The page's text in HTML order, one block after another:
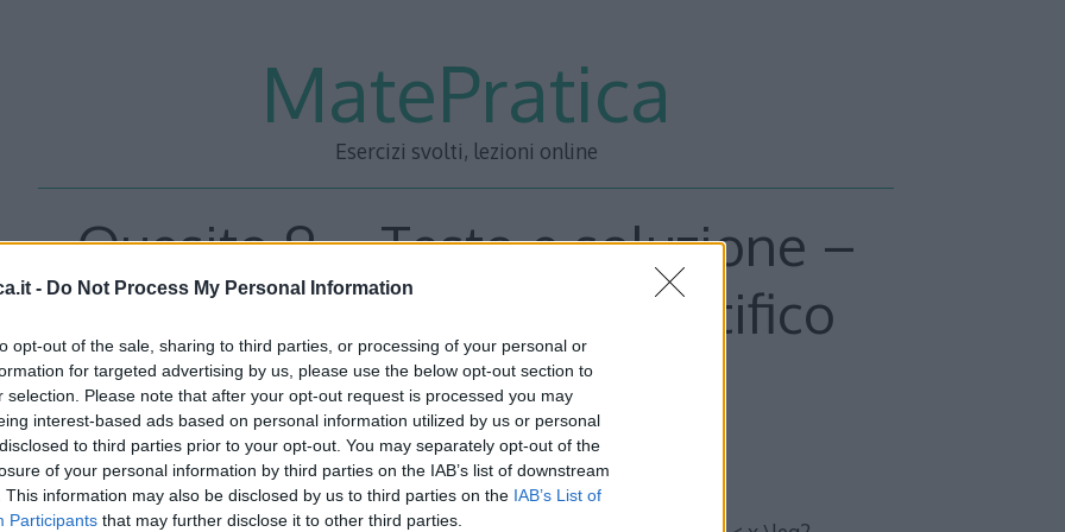
- Do Not Process My Personal Information
opt-out of the sale, sharing to third parties, or processing of your personal or
for targeted advertising by us, please use the below opt-out section to
selection. Please note that after your opt-out request is processed you may
interest-based ads based on personal information utilized by us or personal
to third parties prior to your opt-out. You may separately opt-out of the
of your personal information by third parties on the IAB’s list of downstream
This information may also be disclosed by us to third parties on the IAB’s List of
Participants that may further disclose it to other third parties.
MatePratica
Esercizi svolti, lezioni online
Quesito 9 – Testo e soluzione –
Maturità 2015 Liceo scientifico
la funzione: